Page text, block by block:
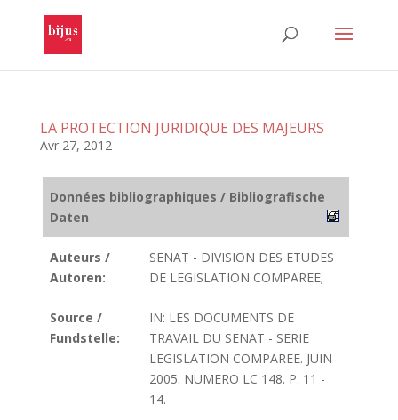
LA PROTECTION JURIDIQUE DES MAJEURS
Avr 27, 2012
Données bibliographiques / Bibliografische
Daten
Auteurs /
Autoren:
SENAT - DIVISION DES ETUDES
DE LEGISLATION COMPAREE;
Source /
Fundstelle:
IN: LES DOCUMENTS DE
TRAVAIL DU SENAT - SERIE
LEGISLATION COMPAREE. JUIN
2005. NUMERO LC 148. P. 11 -
14.